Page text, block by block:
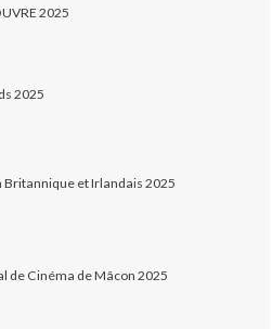
2025
2025
Britannique et Irlandais 2025
de Cinéma de Mâcon 2025